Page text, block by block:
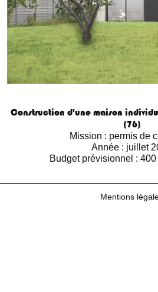
Construction d'une maison
(76)
Mission : permis de
Année : juillet
Budget prévisionnel : 400
Mentions